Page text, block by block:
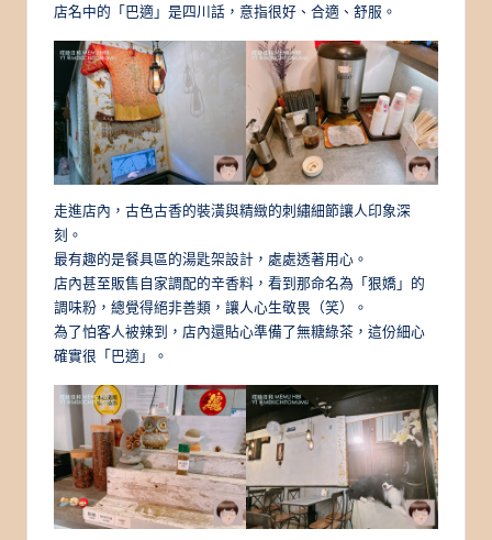
店名中的「巴適」是四川話，意指很好、合適、舒服。
走進店內，古色古香的裝潢與精緻的刺繡細節讓人印象深
刻。
最有趣的是餐具區的湯匙架設計，處處透著用心。
店內甚至販售自家調配的辛香料，看到那命名為「狠嬌」的
調味粉，總覺得絕非善類，讓人心生敬畏（笑）。
為了怕客人被辣到，店內還貼心準備了無糖綠茶，這份細心
確實很「巴適」。